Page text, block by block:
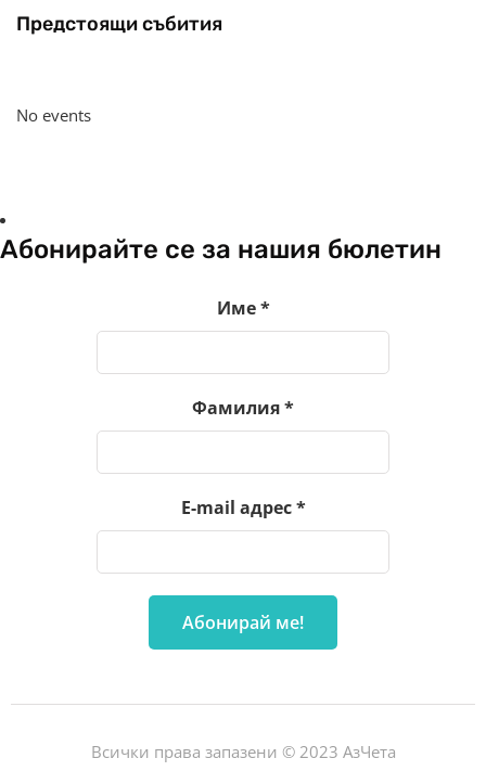
Предстоящи събития
No events
Абонирайте се за нашия бюлетин
Име*
Фамилия*
E-mail адрес*
Всички права запазени © 2023 АзЧета